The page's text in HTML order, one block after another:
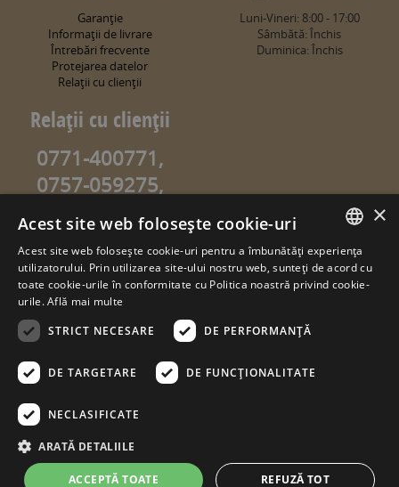
Garanţie
Informaţii de livrare
Întrebări frecvente
Protejarea datelor
Relaţii cu clienţii
Luni-Vineri: 8:00 - 17:00
Sâmbătă: Închis
Duminica: Închis
Relaţii cu clienţii
0771-400771,
0757-059275,
0757-059274
info@sweetgarden.ro
© copyright 2026. sweetgarden.ro
Toate drepturile rezervate. Reproducerea integrală sau parţială a
textelor sau a ilustraţiilor din orice pagină a site-ului
www.sweetgarden.ro este posibilă numai cu acordul prealabil
pedepseşte conform legii. Eventualele încălcări ale dreptului de
autor, vă rugăm să ne comunicaţi la adresa de e.mail:
info@sweetgarden.ro
ROMANIAN
HUNGARIAN
×
Acest site web folosește cookie-uri
Acest site web folosește cookie-uri pentru a îmbunătăți experiența
utilizatorului. Prin utilizarea site-ului nostru web, sunteți de acord cu
toate cookie-urile în conformitate cu Politica noastră privind cookie-
urile.Află mai multe
STRICT NECESARE
DE PERFORMANȚĂ
DE TARGETARE DE FUNCŢIONALITATE
NECLASIFICATE
ARATĂ DETALIILE
ACCEPTĂ TOATE REFUZĂ TOT